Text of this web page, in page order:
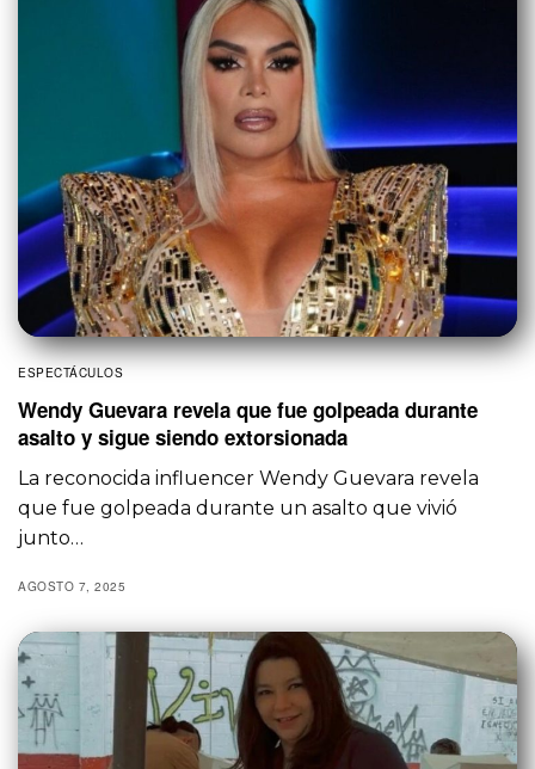
ESPECTÁCULOS
Wendy Guevara revela que fue golpeada durante
asalto y sigue siendo extorsionada
La reconocida influencer Wendy Guevara revela
que fue golpeada durante un asalto que vivió
junto…
AGOSTO 7, 2025